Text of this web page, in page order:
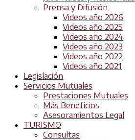
Prensa y Difusión
Videos año 2026
Videos año 2025
Videos año 2024
Videos año 2023
Videos año 2022
Videos año 2021
Legislación
Servicios Mutuales
Prestaciones Mutuales
Más Beneficios
Asesoramientos Legal
TURISMO
Consultas